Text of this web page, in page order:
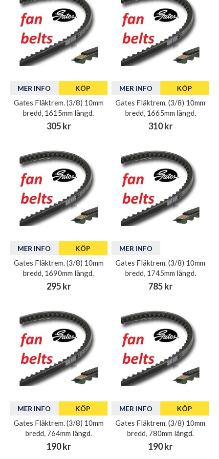
MER INFO KÖP
Gates Fläktrem. (3/8) 10mm
bredd, 1615mm längd.
305 kr
MER INFO KÖP
Gates Fläktrem. (3/8) 10mm
bredd, 1665mm längd.
310 kr
MER INFO KÖP
Gates Fläktrem. (3/8) 10mm
bredd, 1690mm längd.
295 kr
MER INFO
Gates Fläktrem. (3/8) 10mm
bredd, 1745mm längd.
785 kr
MER INFO KÖP
Gates Fläktrem. (3/8) 10mm
bredd, 764mm längd.
190 kr
MER INFO KÖP
Gates Fläktrem. (3/8) 10mm
bredd, 780mm längd.
190 kr